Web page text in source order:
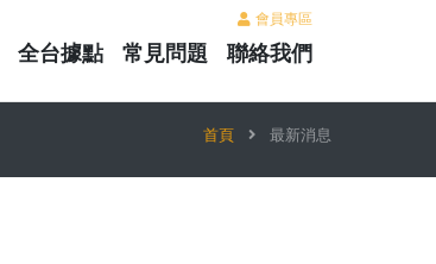
會員專區
全台據點 常見問題 聯絡我們
首頁 最新消息